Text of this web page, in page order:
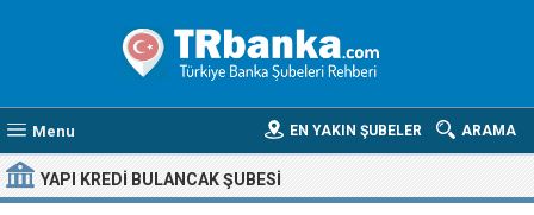
Menu ARAMA
EN YAKIN ŞUBELER
YAPI KREDI BULANCAK ŞUBESI